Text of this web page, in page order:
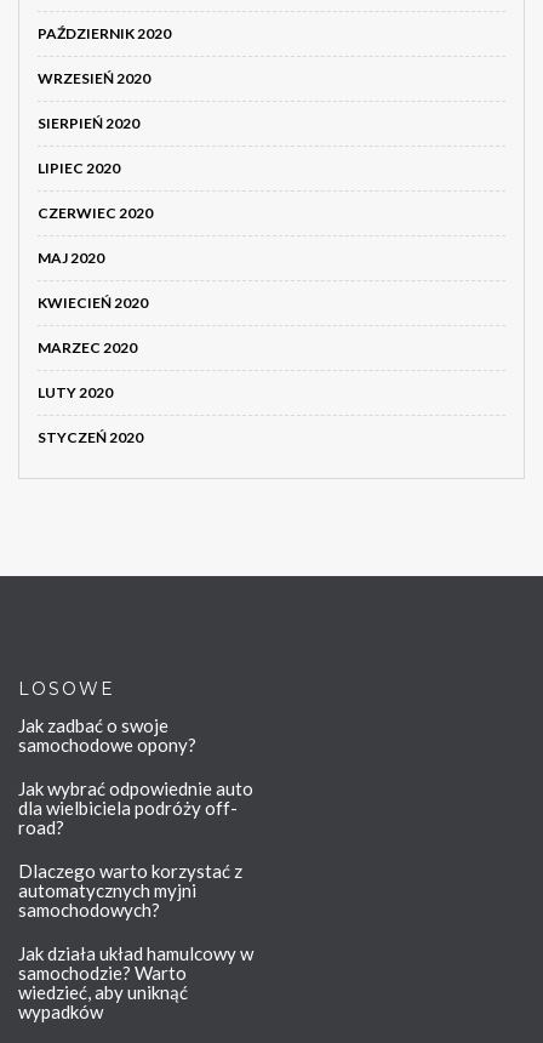
PAŹDZIERNIK 2020
WRZESIEŃ 2020
SIERPIEŃ 2020
LIPIEC 2020
CZERWIEC 2020
MAJ 2020
KWIECIEŃ 2020
MARZEC 2020
LUTY 2020
STYCZEŃ 2020
LOSOWE
Jak zadbać o swoje
samochodowe opony?
Jak wybrać odpowiednie auto
dla wielbiciela podróży off-
road?
Dlaczego warto korzystać z
automatycznych myjni
samochodowych?
Jak działa układ hamulcowy w
samochodzie? Warto
wiedzieć, aby uniknąć
wypadków